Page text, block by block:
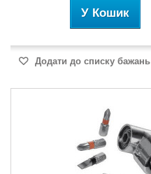
У Кошик
Додати до списку бажань